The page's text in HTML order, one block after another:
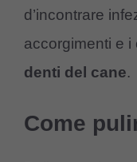
d’incontrare
accorgimenti e
denti del cane.
Come